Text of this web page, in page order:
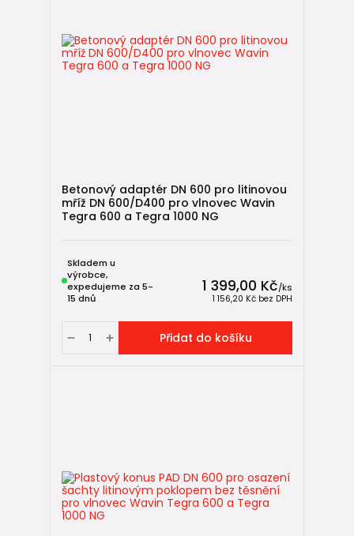
Betonový adaptér DN 600 pro litinovou
mříž DN 600/D400 pro vlnovec Wavin
Tegra 600 a Tegra 1000 NG
1 399,00 Kč/ks
1 156,20 Kč bez DPH
Skladem u
výrobce,
expedujeme za 5-
15 dnů
Přidat do košíku